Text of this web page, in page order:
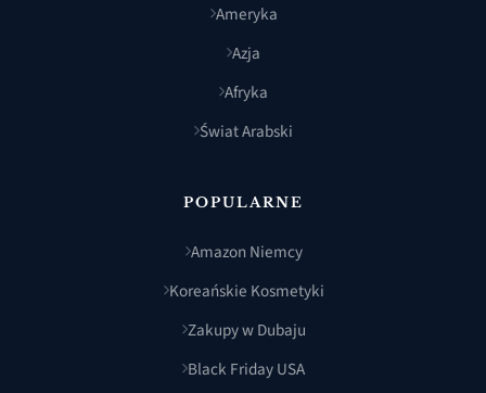
Ameryka
Azja
Afryka
Świat Arabski
POPULARNE
Amazon Niemcy
Koreańskie Kosmetyki
Zakupy w Dubaju
Black Friday USA